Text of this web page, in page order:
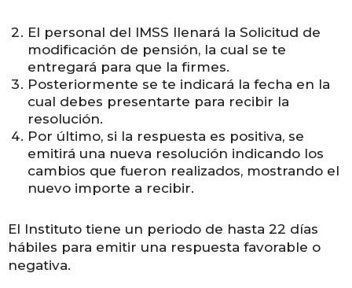
El personal del IMSS llenará la Solicitud de
modificación de pensión, la cual se te
entregará para que la firmes.
Posteriormente se te indicará la fecha en la
cual debes presentarte para recibir la
resolución.
Por último, si la respuesta es positiva, se
emitirá una nueva resolución indicando los
cambios que fueron realizados, mostrando el
nuevo importe a recibir.
El Instituto tiene un periodo de hasta 22 días
hábiles para emitir una respuesta favorable o
negativa.